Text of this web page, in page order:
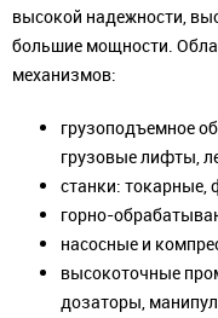
высокой надежности,
большие мощности.
механизмов:
грузоподъемное
грузовые лифты,
станки: токарные,
горно-
насосные и
высокоточные
дозаторы,